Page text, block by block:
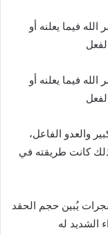
فيما يعلنه أو
فيما يعلنه أو
والعدو الفاعل،
كانت طريقته في
يُبين حجم الحقد
الشديد له